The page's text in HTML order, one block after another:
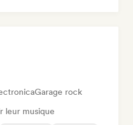
Garage rock
leur musique